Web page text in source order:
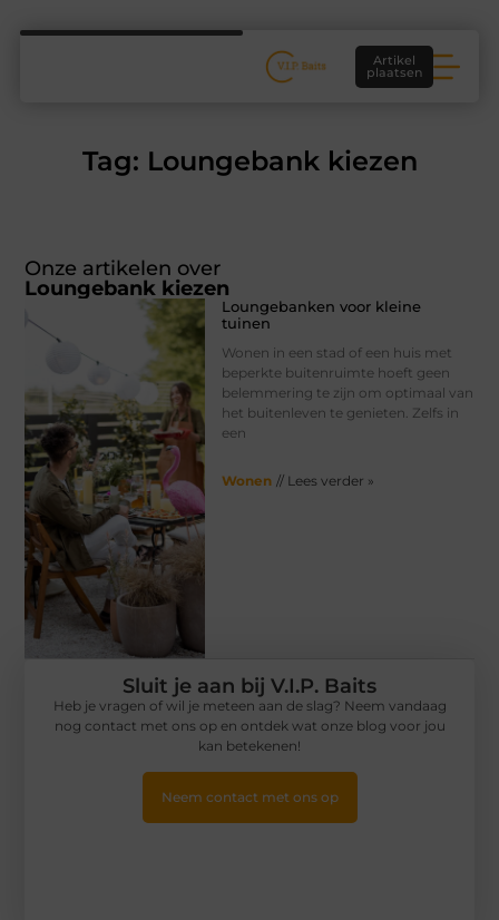
Artikel
plaatsen
Tag: Loungebank kiezen
Onze artikelen over
Loungebank kiezen
Loungebanken voor kleine
tuinen
Wonen in een stad of een huis met
beperkte buitenruimte hoeft geen
belemmering te zijn om optimaal van
het buitenleven te genieten. Zelfs in
een
Wonen // Lees verder »
Sluit je aan bij V.I.P. Baits
Heb je vragen of wil je meteen aan de slag? Neem vandaag
nog contact met ons op en ontdek wat onze blog voor jou
kan betekenen!
Neem contact met ons op